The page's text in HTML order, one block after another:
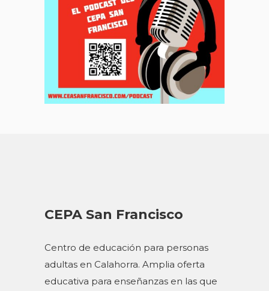
CEPA San Francisco
Centro de educación para personas
adultas en Calahorra. Amplia oferta
educativa para enseñanzas en las que